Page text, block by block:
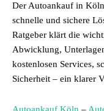
Der Autoankauf in
schnelle und sichere
Ratgeber klärt die
Abwicklung,
kostenlosen Services,
Sicherheit – ein klarer